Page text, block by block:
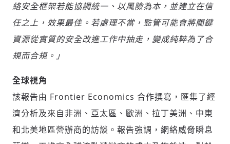
絡安全框架若能協調統一、以風險為本，並建立在信
任之上，效果最佳。若處理不當，監管可能會將關鍵
資源從實質的安全改進工作中抽走，變成純粹為了合
規而合規。」
全球視角
該報告由 Frontier Economics 合作撰寫，匯集了經
濟分析及來自非洲、亞太區、歐洲、拉丁美洲、中東
和北美地區營辦商的訪談。報告強調，網絡威脅瞬息